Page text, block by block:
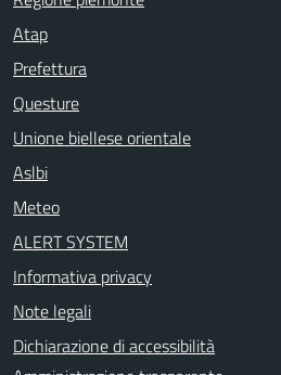
Atap
Prefettura
Questure
Unione biellese orientale
Aslbi
Meteo
ALERT SYSTEM
Informativa privacy
Note legali
Dichiarazione di accessibilità